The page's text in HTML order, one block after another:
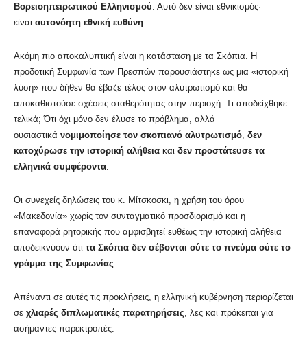
Βορειοηπειρωτικού Ελληνισμού . Αυτό δεν είναι εθνικισμός·
είναι αυτονόητη εθνική ευθύνη
Ακόμη πιο αποκαλυπτική είναι η κατάσταση με τα Σκόπια. Η
προδοτική Συμφωνία των Πρεσπών παρουσιάστηκε ως μια «ιστορική
λύση» που δήθεν θα έβαζε τέλος στον αλυτρωτισμό και θα
αποκαθιστούσε σχέσεις σταθερότητας στην περιοχή. Τι αποδείχθηκε
τελικά; Ότι όχι μόνο δεν έλυσε το πρόβλημα, αλλά
ουσιαστικά νομιμοποίησε τον σκοπιανό αλυτρωτισμό δεν
κατοχύρωσε την ιστορική αλήθεια και δεν προστάτευσε τα
ελληνικά συμφέροντα
Οι συνεχείς δηλώσεις του κ. Μίτσκοσκι, η χρήση του όρου
«Μακεδονία» χωρίς τον συνταγματικό προσδιορισμό και η
επαναφορά ρητορικής που αμφισβητεί ευθέως την ιστορική αλήθεια
αποδεικνύουν ότι τα Σκόπια δεν σέβονται ούτε το πνεύμα ούτε το
γράμμα της Συμφωνίας
Απέναντι σε αυτές τις προκλήσεις, η ελληνική κυβέρνηση περιορίζεται
σε χλιαρές διπλωματικές παρατηρήσεις , λες και πρόκειται για
ασήμαντες παρεκτροπές.